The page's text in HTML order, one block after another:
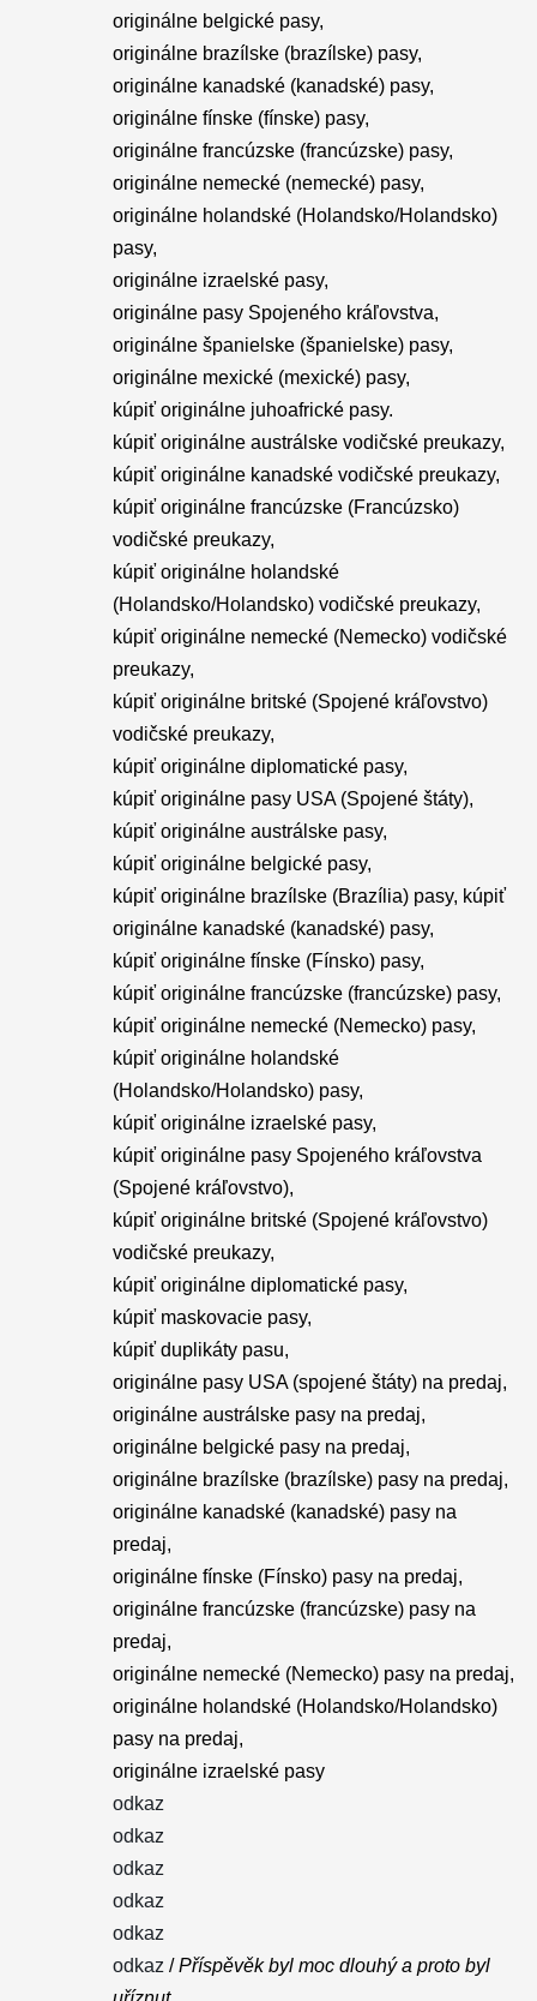
originálne belgické pasy,
originálne brazílske (brazílske) pasy,
originálne kanadské (kanadské) pasy,
originálne fínske (fínske) pasy,
originálne francúzske (francúzske) pasy,
originálne nemecké (nemecké) pasy,
originálne holandské (Holandsko/Holandsko)
pasy,
originálne izraelské pasy,
originálne pasy Spojeného kráľovstva,
originálne španielske (španielske) pasy,
originálne mexické (mexické) pasy,
kúpiť originálne juhoafrické pasy.
kúpiť originálne austrálske vodičské preukazy,
kúpiť originálne kanadské vodičské preukazy,
kúpiť originálne francúzske (Francúzsko)
vodičské preukazy,
kúpiť originálne holandské
(Holandsko/Holandsko) vodičské preukazy,
kúpiť originálne nemecké (Nemecko) vodičské
preukazy,
kúpiť originálne britské (Spojené kráľovstvo)
vodičské preukazy,
kúpiť originálne diplomatické pasy,
kúpiť originálne pasy USA (Spojené štáty),
kúpiť originálne austrálske pasy,
kúpiť originálne belgické pasy,
kúpiť originálne brazílske (Brazília) pasy, kúpiť
originálne kanadské (kanadské) pasy,
kúpiť originálne fínske (Fínsko) pasy,
kúpiť originálne francúzske (francúzske) pasy,
kúpiť originálne nemecké (Nemecko) pasy,
kúpiť originálne holandské
(Holandsko/Holandsko) pasy,
kúpiť originálne izraelské pasy,
kúpiť originálne pasy Spojeného kráľovstva
(Spojené kráľovstvo),
kúpiť originálne britské (Spojené kráľovstvo)
vodičské preukazy,
kúpiť originálne diplomatické pasy,
kúpiť maskovacie pasy,
kúpiť duplikáty pasu,
originálne pasy USA (spojené štáty) na predaj,
originálne austrálske pasy na predaj,
originálne belgické pasy na predaj,
originálne brazílske (brazílske) pasy na predaj,
originálne kanadské (kanadské) pasy na
predaj,
originálne fínske (Fínsko) pasy na predaj,
originálne francúzske (francúzske) pasy na
predaj,
originálne nemecké (Nemecko) pasy na predaj,
originálne holandské (Holandsko/Holandsko)
pasy na predaj,
originálne izraelské pasy
odkaz
odkaz
odkaz
odkaz
odkaz
odkaz /Příspěvěk byl moc dlouhý a proto byl